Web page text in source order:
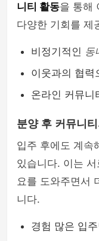
니티 활동을 통해
다양한 기회를 제
비정기적인 동
이웃과의 협력
온라인 커뮤니
분양 후 커뮤니티
입주 후에도 계속
있습니다. 이는
요를 도와주면서
니다.
경험 많은 입주